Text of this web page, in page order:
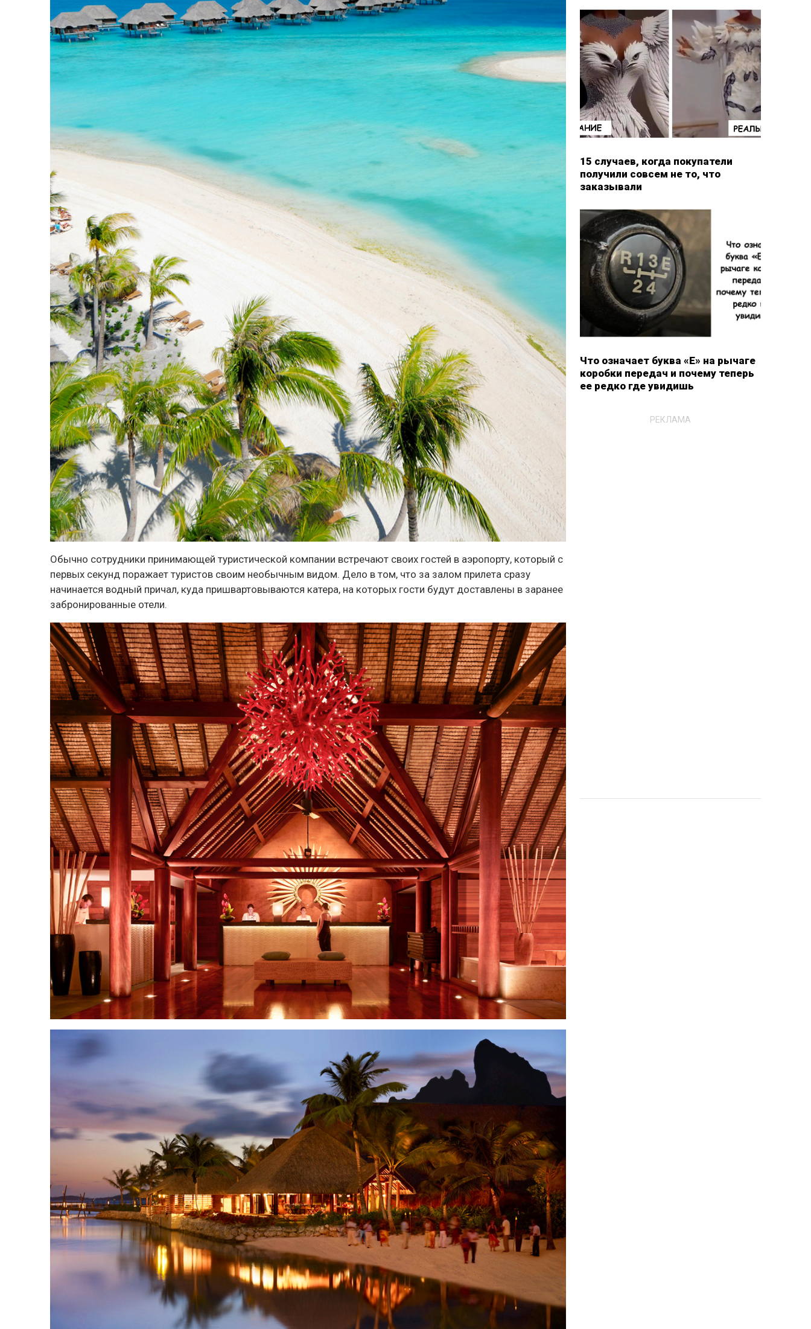
Обычно сотрудники принимающей туристической компании встречают своих гостей в аэропорту, который с
первых секунд поражает туристов своим необычным видом. Дело в том, что за залом прилета сразу
начинается водный причал, куда пришвартовываются катера, на которых гости будут доставлены в заранее
забронированные отели.
15 случаев, когда покупатели
получили совсем не то, что
заказывали
Что означает буква «E» на рычаге
коробки передач и почему теперь
ее редко где увидишь
РЕКЛАМА